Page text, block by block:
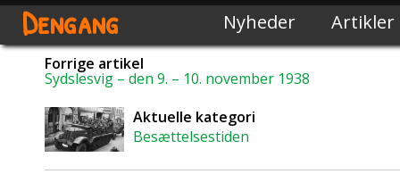
Dengang Nyheder Artikler
Forrige artikel
Sydslesvig – den 9. – 10. november 1938
Aktuelle kategori
Besættelsestiden